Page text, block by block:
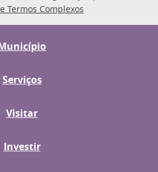
Termos Complexos
Serviços
Visitar
Investir